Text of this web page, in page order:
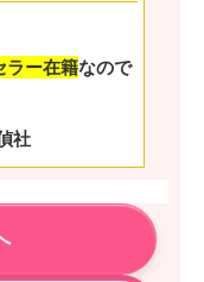
ラー在籍なので
社